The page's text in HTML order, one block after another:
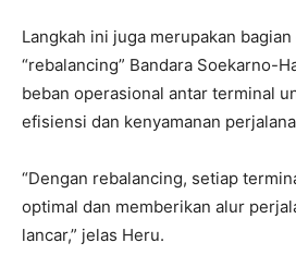
Langkah ini juga merupakan
“rebalancing” Bandara Soekarno-
beban operasional antar terminal
efisiensi dan kenyamanan
“Dengan rebalancing, setiap
optimal dan memberikan alur
lancar,” jelas Heru.